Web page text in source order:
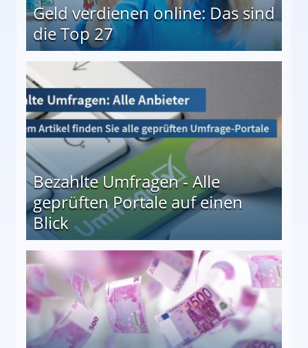
Geld verdienen online: Das sind
die Top 27
Bezahlte Umfragen - Alle
geprüften Portale auf einen
Blick
auf einen Blick